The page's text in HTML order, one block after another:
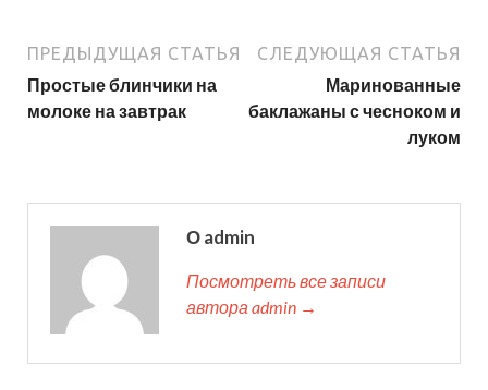
ПРЕДЫДУЩАЯ СТАТЬЯ
Простые блинчики на
молоке на завтрак
СЛЕДУЮЩАЯ СТАТЬЯ
Маринованные
баклажаны с чесноком и
луком
О admin
Посмотреть все записи
автора admin →